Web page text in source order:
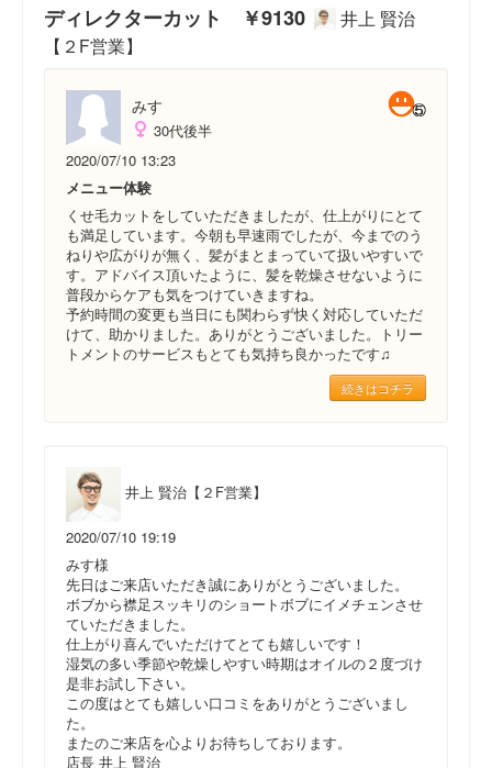
ディレクターカット ￥9130
井上 賢治
【２F営業】
みす
30代後半
2020/07/10 13:23
メニュー体験
くせ毛カットをしていただきましたが、仕上がりにとて
も満足しています。今朝も早速雨でしたが、今までのう
ねりや広がりが無く、髪がまとまっていて扱いやすいで
す。アドバイス頂いたように、髪を乾燥させないように
普段からケアも気をつけていきますね。
予約時間の変更も当日にも関わらず快く対応していただ
けて、助かりました。ありがとうございました。トリー
トメントのサービスもとても気持ち良かったです♫
続きはコチラ
井上 賢治【２F営業】
2020/07/10 19:19
みす様
先日はご来店いただき誠にありがとうございました。
ボブから襟足スッキリのショートボブにイメチェンさせ
ていただきました。
仕上がり喜んでいただけてとても嬉しいです！
湿気の多い季節や乾燥しやすい時期はオイルの２度づけ
是非お試し下さい。
この度はとても嬉しい口コミをありがとうございまし
た。
またのご来店を心よりお待ちしております。
店長 井上 賢治